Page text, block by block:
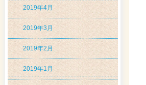
2019年4月
2019年3月
2019年2月
2019年1月